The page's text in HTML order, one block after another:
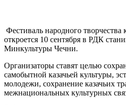
Фестиваль народного творчества
откроется 10 сентября в РДК
Минкультуры Чечни.
Организаторы ставят целью
самобытной казачьей культуры,
молодежи, сохранение казачьих
межнациональных культурных